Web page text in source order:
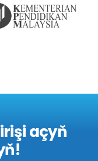
açyň